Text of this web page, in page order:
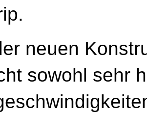
neuen
sowohl sehr